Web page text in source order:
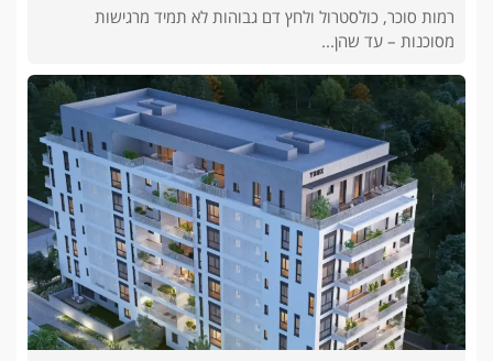
רמות סוכר, כולסטרול ולחץ דם גבוהות לא תמיד מרגישות
מסוכנות – עד שהן...